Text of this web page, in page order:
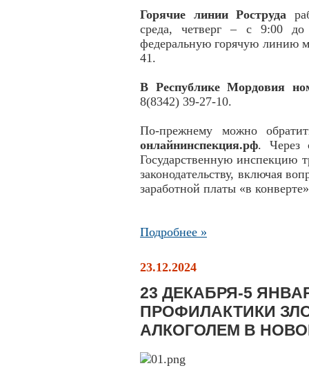
Горячие линии Роструда
среда, четверг – с 9:00
федеральную горячую линию
41.
В Республике Мордовия
8(8342) 39-27-10.
По-прежнему можно
онлайнинспекция.рф. Через
Государственную инспекцию
законодательству, включая
заработной платы «в
Подробнее »
23.12.2024
23 ДЕКАБРЯ-5
ПРОФИЛАКТИКИ
АЛКОГОЛЕМ В